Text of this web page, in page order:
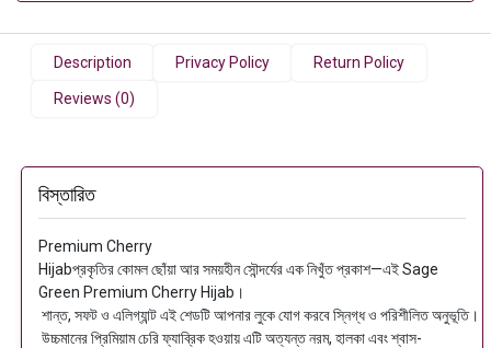
Description Privacy Policy Return Policy
Reviews (0)
বিস্তারিত
Premium Cherry
Hijabপ্রকৃতির কোমল ছোঁয়া আর সময়হীন সৌন্দর্যের এক নিখুঁত প্রকাশ—এই Sage
Green Premium Cherry Hijab।
শান্ত, সফট ও এলিগ্যান্ট এই শেডটি আপনার লুকে যোগ করবে স্নিগ্ধ ও পরিশীলিত অনুভূতি।
উচ্চমানের প্রিমিয়াম চেরি ফ্যাব্রিক হওয়ায় এটি অত্যন্ত নরম, হালকা এবং শ্বাস-